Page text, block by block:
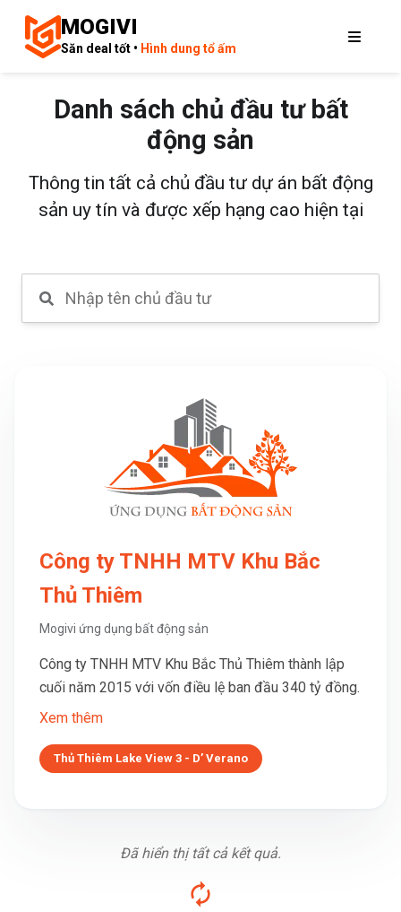
MOGIVI
Săn deal tốt • Hình dung tổ ấm
Danh sách chủ đầu tư bất
động sản
Thông tin tất cả chủ đầu tư dự án bất động
sản uy tín và được xếp hạng cao hiện tại
Công ty TNHH MTV Khu Bắc
Thủ Thiêm
Mogivi ứng dụng bất động sản
Công ty TNHH MTV Khu Bắc Thủ Thiêm thành lập
cuối năm 2015 với vốn điều lệ ban đầu 340 tỷ đồng.
Xem thêm
Thủ Thiêm Lake View 3 - D’ Verano
Đã hiển thị tất cả kết quả.